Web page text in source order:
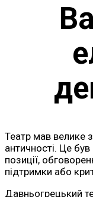
Театр мав велике
античності. Це
позиції,
підтримки або
Давньогрецький